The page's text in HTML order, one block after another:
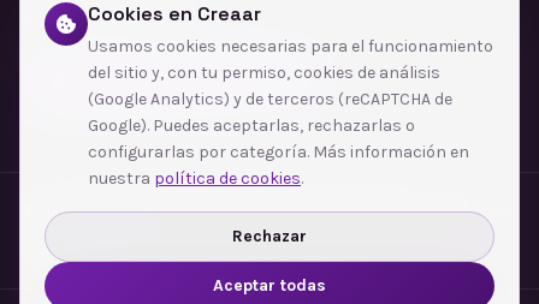
Mataró (Barcelona)
Déjanos tu reseña en Google
Zonas de cobertura·Barcelona·L'Hospitalet de Llobregat·Terrassa·Badalona
Sabadell
Santa Coloma de Gramenet
Ver todas las zonas →
Cookies en Creaar
Usamos cookies necesarias para el funcionamiento
del sitio y, con tu permiso, cookies de análisis
(Google Analytics) y de terceros (reCAPTCHA de
Google). Puedes aceptarlas, rechazarlas o
configurarlas por categoría. Más información en
nuestra política de cookies.
Rechazar
Aceptar todas